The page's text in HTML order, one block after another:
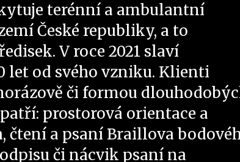
terénní a ambulantní
České republiky, a to
V roce 2021 slaví
let od svého vzniku. Klienti
či formou
prostorová orientace a
čtení a psaní Braillova
či nácvik psaní na